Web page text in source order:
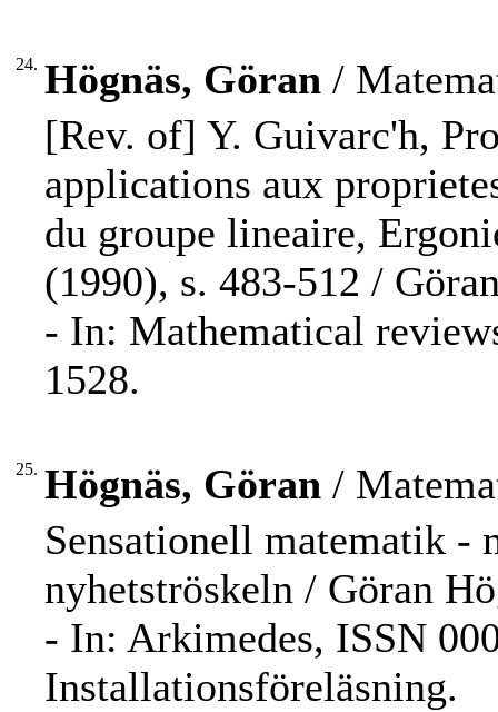
24. Högnäs, Göran /
[Rev. of] Y. Guivarc'h,
applications aux
du groupe lineaire,
(1990), s. 483-512 /
- In: Mathematical
1528.
25. Högnäs, Göran /
Sensationell matematik -
nyhetströskeln / Göran
- In: Arkimedes, ISSN
Installationsföreläsning.